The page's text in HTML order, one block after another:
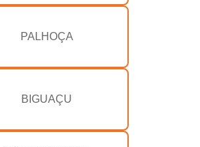
PALHOÇA
BIGUAÇU